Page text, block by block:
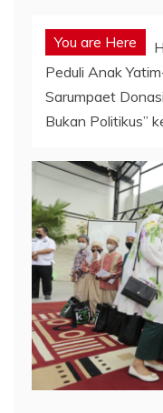
You are Here
Peduli Anak
Sarumpaet
Bukan Politikus”